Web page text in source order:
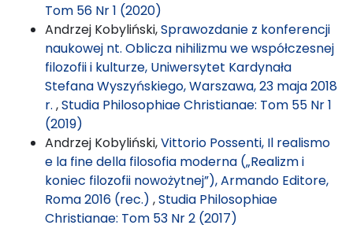
Tom 56 Nr 1 (2020)
Andrzej Kobyliński,Sprawozdanie z konferencji
naukowej nt. Oblicza nihilizmu we współczesnej
filozofii i kulturze, Uniwersytet Kardynała
Stefana Wyszyńskiego, Warszawa, 23 maja 2018
r. ,Studia Philosophiae Christianae: Tom 55 Nr 1
(2019)
Andrzej Kobyliński,Vittorio Possenti, Il realismo
e la fine della filosofia moderna („Realizm i
koniec filozofii nowożytnej”), Armando Editore,
Roma 2016 (rec.) ,Studia Philosophiae
Christianae: Tom 53 Nr 2 (2017)